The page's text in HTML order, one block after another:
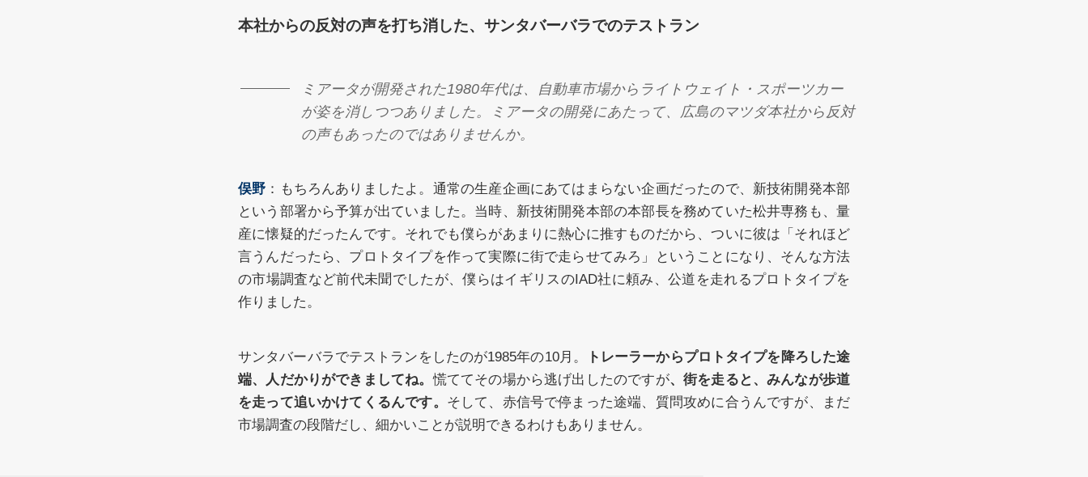
本社からの反対の声を打ち消した、サンタバーバラでのテストラン
ミアータが開発された1980年代は、自動車市場からライトウェイト・スポーツカー
が姿を消しつつありました。ミアータの開発にあたって、広島のマツダ本社から反対
の声もあったのではありませんか。
俣野 ：もちろんありましたよ。通常の生産企画にあてはまらない企画だったので、新技術開発本部
という部署から予算が出ていました。当時、新技術開発本部の本部長を務めていた松井専務も、量
産に懐疑的だったんです。それでも僕らがあまりに熱心に推すものだから、ついに彼は「それほど
言うんだったら、プロトタイプを作って実際に街で走らせてみろ」ということになり、そんな方法
の市場調査など前代未聞でしたが、僕らはイギリスのIAD社に頼み、公道を走れるプロトタイプを
作りました。
サンタバーバラでテストランをしたのが1985年の10月。
トレーラーからプロトタイプを降ろした途
端、人だかりができましてね。慌ててその場から逃げ出したのですが、街を走ると、みんなが歩道
を走って追いかけてくるんです。 そして、赤信号で停まった途端、質問攻めに合うんですが、まだ
市場調査の段階だし、細かいことが説明できるわけもありません。